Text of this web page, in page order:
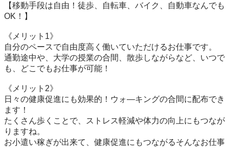
【移動手段は自由！徒歩、自転車、バイク、自動車なんでも
OK！】
《メリット1》
自分のペースで自由度高く働いていただけるお仕事です。
通勤途中や、大学の授業の合間、散歩しながらなど、いつで
も、どこでもお仕事が可能！
《メリット2》
日々の健康促進にも効果的！ウォ―キングの合間に配布でき
ます！
たくさん歩くことで、ストレス軽減や体力の向上にもつなが
りますね。
お小遣い稼ぎが出来て、健康促進にもつながるそんなお仕事